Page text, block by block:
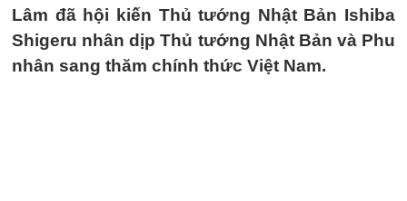
Lâm đã hội kiến Thủ tướng Nhật Bản Ishiba
Shigeru nhân dịp Thủ tướng Nhật Bản và Phu
nhân sang thăm chính thức Việt Nam.